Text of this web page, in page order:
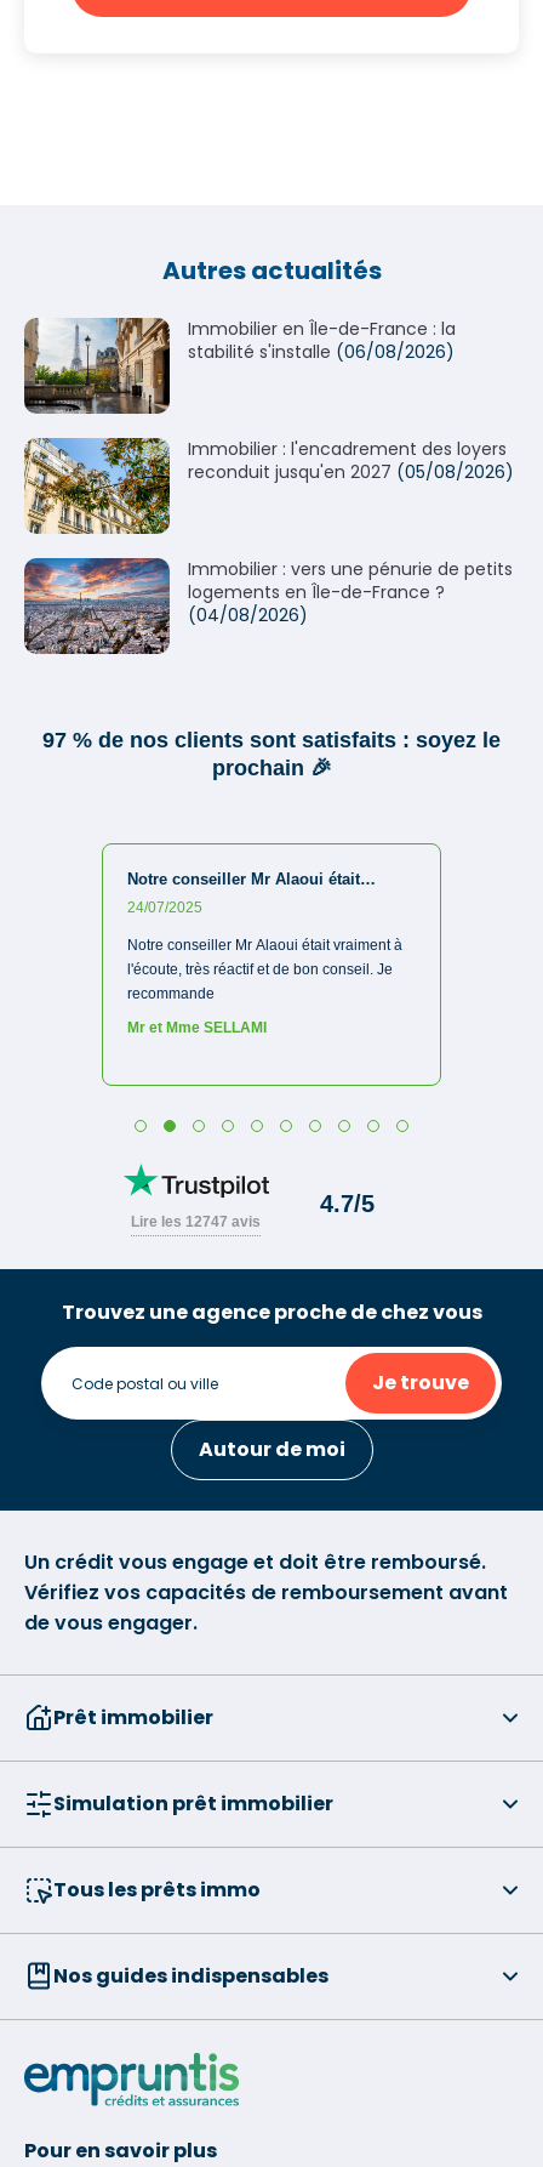
Autres actualités
Immobilier en Île-de-France : la
stabilité s'installe (06/08/2026)
Immobilier : l'encadrement des loyers
reconduit jusqu'en 2027 (05/08/2026)
Immobilier : vers une pénurie de petits
logements en Île-de-France ?
(04/08/2026)
Trouvez une agence proche de chez vous
Je trouve
Autour de moi
Un crédit vous engage et doit être remboursé.
Vérifiez vos capacités de remboursement avant
de vous engager.
Prêt immobilier
Simulation prêt immobilier
Tous les prêts immo
Nos guides indispensables
Pour en savoir plus